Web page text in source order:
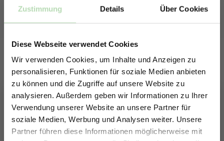
Zustimmung Details Über Cookies
Diese Webseite verwendet Cookies
Wir verwenden Cookies, um Inhalte und Anzeigen zu
personalisieren, Funktionen für soziale Medien anbieten
zu können und die Zugriffe auf unsere Website zu
analysieren. Außerdem geben wir Informationen zu Ihrer
Verwendung unserer Website an unsere Partner für
soziale Medien, Werbung und Analysen weiter. Unsere
Partner führen diese Informationen möglicherweise mit
ERHALTE 5% RABATT AUF